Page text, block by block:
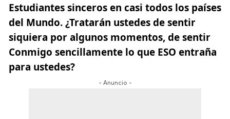
Estudiantes sinceros en casi todos los países
del Mundo. ¿Tratarán ustedes de sentir
siquiera por algunos momentos, de sentir
Conmigo sencillamente lo que ESO entraña
para ustedes?
- Anuncio -